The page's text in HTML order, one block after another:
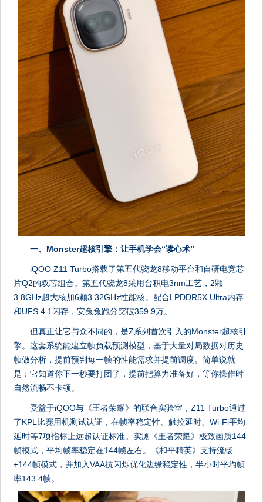
一、Monster超核引擎：让手机学会“读心术”
iQOO Z11 Turbo搭载了第五代骁龙8移动平台和自研电竞芯
片Q2的双芯组合。第五代骁龙8采用台积电3nm工艺，2颗
3.8GHz超大核加6颗3.32GHz性能核。配合LPDDR5X Ultra内存
和UFS 4.1闪存，安兔兔跑分突破359.9万。
但真正让它与众不同的，是Z系列首次引入的Monster超核引
擎。这套系统能建立帧负载预测模型，基于大量对局数据对历史
帧做分析，提前预判每一帧的性能需求并提前调度。简单说就
是：它知道你下一秒要打团了，提前把算力准备好，等你操作时
自然流畅不卡顿。
受益于iQOO与《王者荣耀》的联合实验室，Z11 Turbo通过
了KPL比赛用机测试认证，在帧率稳定性、触控延时、Wi-Fi平均
延时等7项指标上远超认证标准。实测《王者荣耀》极致画质144
帧模式，平均帧率稳定在144帧左右。《和平精英》支持流畅
+144帧模式，并加入VAA抗闪烁优化边缘稳定性，半小时平均帧
率143.4帧。